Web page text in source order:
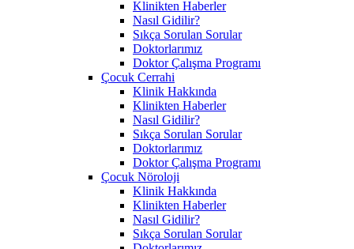
Klinikten Haberler
Nasıl Gidilir?
Sıkça Sorulan Sorular
Doktorlarımız
Doktor Çalışma Programı
Çocuk Cerrahi
Klinik Hakkında
Klinikten Haberler
Nasıl Gidilir?
Sıkça Sorulan Sorular
Doktorlarımız
Doktor Çalışma Programı
Çocuk Nöroloji
Klinik Hakkında
Klinikten Haberler
Nasıl Gidilir?
Sıkça Sorulan Sorular